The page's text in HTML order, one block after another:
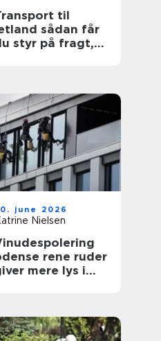
til
sådan får
styr på fragt,
june 2026
Nielsen
rene ruder
mere lys i